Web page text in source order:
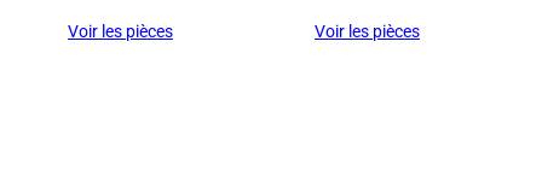
Voir les pièces Voir les pièces